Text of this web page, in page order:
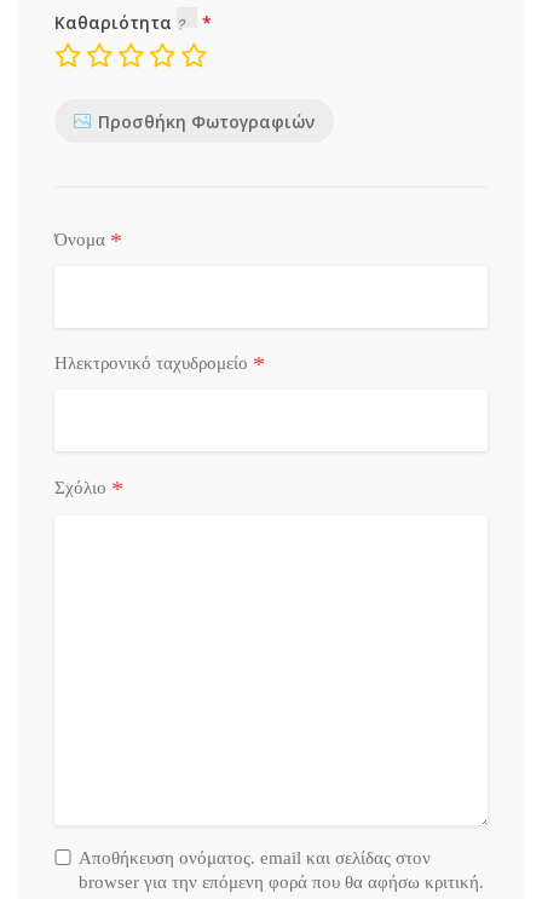
Καθαριότητα
Προσθήκη Φωτογραφιών
Όνομα *
Ηλεκτρονικό ταχυδρομείο *
Σχόλιο *
Αποθήκευση ονόματος. email και σελίδας στον
browser για την επόμενη φορά που θα αφήσω κριτική.